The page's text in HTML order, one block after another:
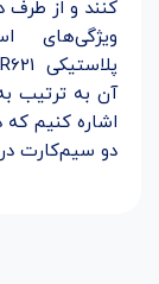
کنند و از طرف
ویژگی‌های
پلاستیکی R621
اشاره کنیم که
دو سیم‌کارت